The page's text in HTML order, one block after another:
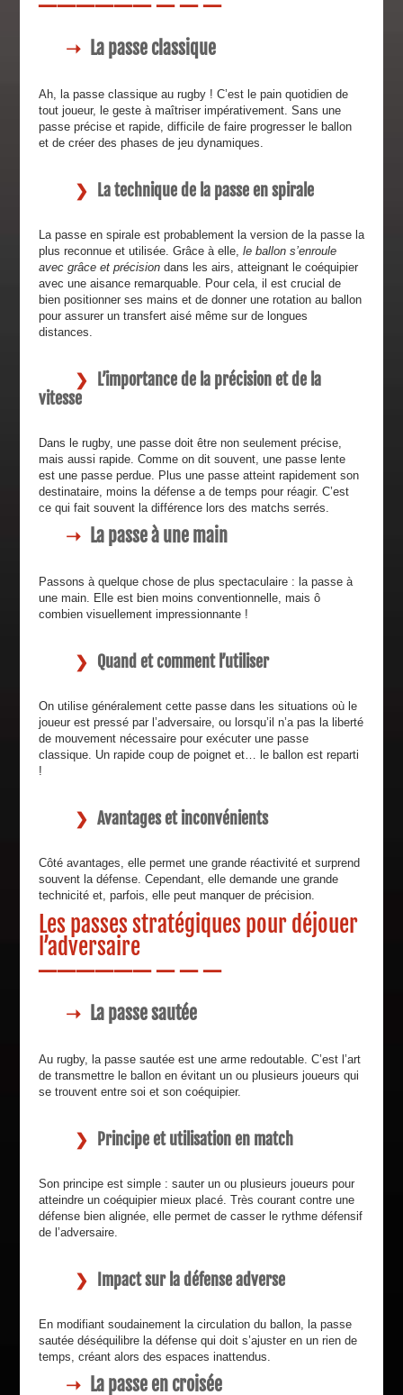
La passe classique
Ah, la passe classique au rugby ! C’est le pain quotidien de
tout joueur, le geste à maîtriser impérativement. Sans une
passe précise et rapide, difficile de faire progresser le ballon
et de créer des phases de jeu dynamiques.
La technique de la passe en spirale
La passe en spirale est probablement la version de la passe la
plus reconnue et utilisée. Grâce à elle, le ballon s’enroule
avec grâce et précisiondans les airs, atteignant le coéquipier
avec une aisance remarquable. Pour cela, il est crucial de
bien positionner ses mains et de donner une rotation au ballon
pour assurer un transfert aisé même sur de longues
distances.
L’importance de la précision et de la
vitesse
Dans le rugby, une passe doit être non seulement précise,
mais aussi rapide. Comme on dit souvent, une passe lente
est une passe perdue. Plus une passe atteint rapidement son
destinataire, moins la défense a de temps pour réagir. C’est
ce qui fait souvent la différence lors des matchs serrés.
La passe à une main
Passons à quelque chose de plus spectaculaire : la passe à
une main. Elle est bien moins conventionnelle, mais ô
combien visuellement impressionnante !
Quand et comment l’utiliser
On utilise généralement cette passe dans les situations où le
joueur est pressé par l’adversaire, ou lorsqu’il n’a pas la liberté
de mouvement nécessaire pour exécuter une passe
classique. Un rapide coup de poignet et… le ballon est reparti
!
Avantages et inconvénients
Côté avantages, elle permet une grande réactivité et surprend
souvent la défense. Cependant, elle demande une grande
technicité et, parfois, elle peut manquer de précision.
Les passes stratégiques pour déjouer
l’adversaire
La passe sautée
Au rugby, la passe sautée est une arme redoutable. C’est l’art
de transmettre le ballon en évitant un ou plusieurs joueurs qui
se trouvent entre soi et son coéquipier.
Principe et utilisation en match
Son principe est simple : sauter un ou plusieurs joueurs pour
atteindre un coéquipier mieux placé. Très courant contre une
défense bien alignée, elle permet de casser le rythme défensif
de l’adversaire.
Impact sur la défense adverse
En modifiant soudainement la circulation du ballon, la passe
sautée déséquilibre la défense qui doit s’ajuster en un rien de
temps, créant alors des espaces inattendus.
La passe en croisée